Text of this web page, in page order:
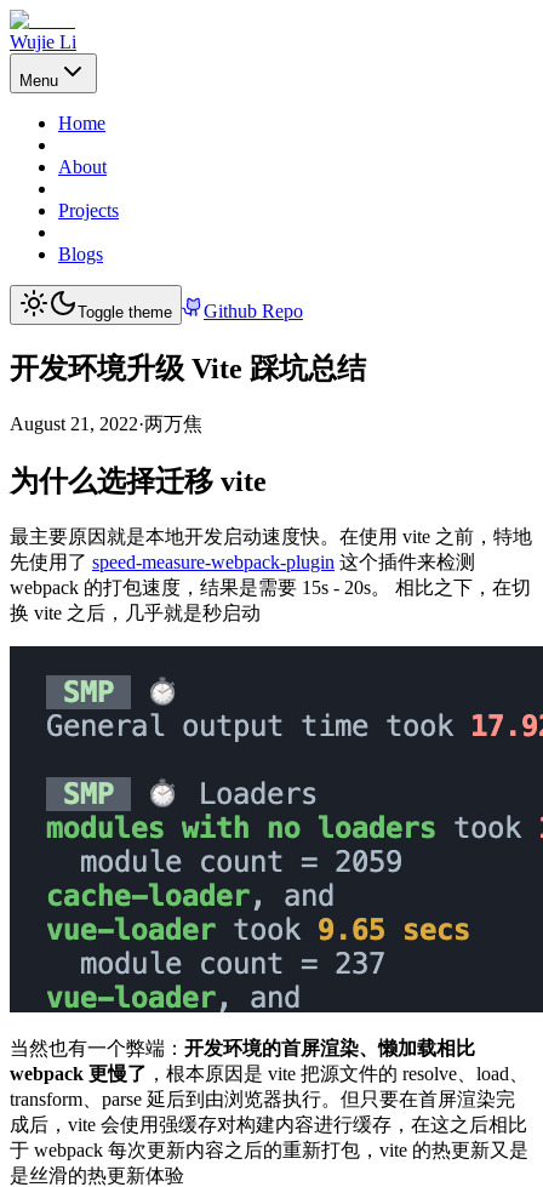
Wujie Li
Menu
Home
About
Projects
Blogs
Toggle theme Github Repo
开发环境升级 Vite 踩坑总结
August 21, 2022·两万焦
为什么选择迁移 vite
最主要原因就是本地开发启动速度快。在使用 vite 之前，特地
先使用了 speed-measure-webpack-plugin 这个插件来检测
webpack 的打包速度，结果是需要 15s - 20s。 相比之下，在切
换 vite 之后，几乎就是秒启动
当然也有一个弊端： 开发环境的首屏渲染、懒加载相比
webpack 更慢了 ，根本原因是 vite 把源文件的 resolve、load、
transform、parse 延后到由浏览器执行。但只要在首屏渲染完
成后，vite 会使用强缓存对构建内容进行缓存，在这之后相比
于 webpack 每次更新内容之后的重新打包，vite 的热更新又是
是丝滑的热更新体验